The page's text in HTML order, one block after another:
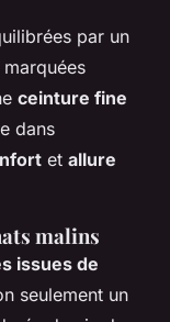
par un
ceinture fine
dans
et allure
malins
issues de
seulement un